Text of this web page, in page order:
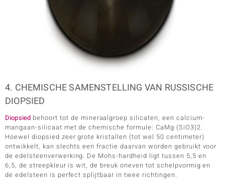
4. CHEMISCHE SAMENSTELLING VAN RUSSISCHE
DIOPSIED
Diopsied behoort tot de mineraalgroep silicaten, een calcium-
mangaan-silicaat met de chemische formule: CaMg (SiO3)2.
Hoewel diopsied zeer grote kristallen (tot wel 50 centimeter)
ontwikkelt, kan slechts een fractie daarvan worden gebruikt voor
de edelsteenverwerking. De Mohs-hardheid ligt tussen 5,5 en
6,5, de streepkleur is wit, de breuk oneven tot schelpvormig en
de edelsteen is perfect splijtbaar in twee richtingen.